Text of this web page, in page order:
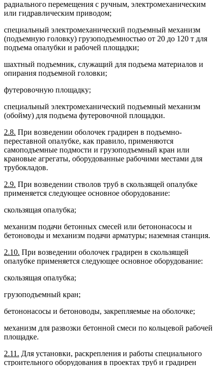
радиального перемещения с ручным, электромеханическим
или гидравлическим приводом;
специальный электромеханический подъемный механизм
(подъемную головку) грузоподъемностью от 20 до 120 т для
подъема опалубки и рабочей площадки;
шахтный подъемник, служащий для подъема материалов и
опирания подъемной головки;
футеровочную площадку;
специальный электромеханический подъемный механизм
(обойму) для подъема футеровочной площадки.
2.8. При возведении оболочек градирен в подъемно-
переставной опалубке, как правило, применяются
самоподъемные подмости и грузоподъемный кран или
крановые агрегаты, оборудованные рабочими местами для
трубокладов.
2.9. При возведении стволов труб в скользящей опалубке
применяется следующее основное оборудование:
скользящая опалубка;
механизм подачи бетонных смесей или бетононасосы и
бетоноводы и механизм подачи арматуры; наземная станция.
2.10. При возведении оболочек градирен в скользящей
опалубке применяется следующее основное оборудование:
скользящая опалубка;
грузоподъемный кран;
бетононасосы и бетоноводы, закрепляемые на оболочке;
механизм для развозки бетонной смеси по кольцевой рабочей
площадке.
2.11. Для установки, раскрепления и работы специального
строительного оборудования в проектах труб и градирен